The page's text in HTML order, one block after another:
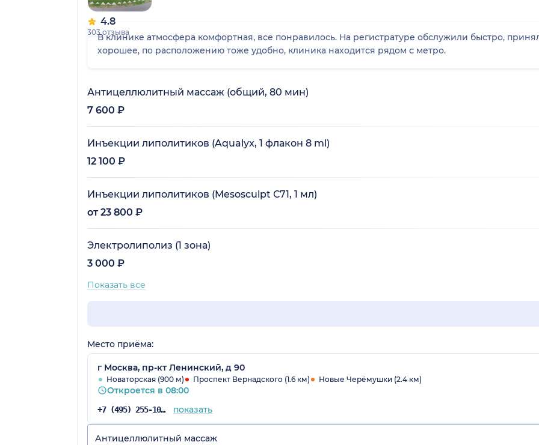
4.8
303 отзыва
В клинике атмосфера комфортная, все понравилось. На регистратуре обслужили быстро,
хорошее, по расположению тоже удобно, клиника находится рядом с метро.
Антицеллюлитный массаж (общий, 80 мин)
7 600 ₽
Инъекции липолитиков (Aqualyx, 1 флакон 8 ml)
12 100 ₽
Инъекции липолитиков (Mesosculpt С71, 1 мл)
от 23 800 ₽
Электролиполиз (1 зона)
3 000 ₽
Показать все
Место приёма:
г Москва, пр-кт Ленинский, д 90
Новаторская (900 м) Проспект Вернадского (1.6 км) Новые Черёмушки (2.4 км)
Откроется в 08:00
+7 (495) 255-10-78 показать
Антицеллюлитный массаж